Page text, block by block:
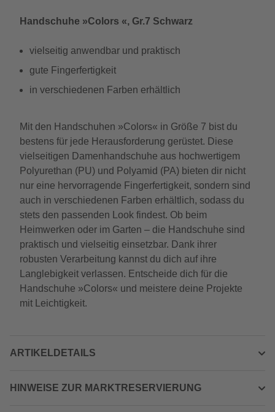
Handschuhe »Colors «, Gr.7 Schwarz
vielseitig anwendbar und praktisch
gute Fingerfertigkeit
in verschiedenen Farben erhältlich
Mit den Handschuhen »Colors« in Größe 7 bist du
bestens für jede Herausforderung gerüstet. Diese
vielseitigen Damenhandschuhe aus hochwertigem
Polyurethan (PU) und Polyamid (PA) bieten dir nicht
nur eine hervorragende Fingerfertigkeit, sondern sind
auch in verschiedenen Farben erhältlich, sodass du
stets den passenden Look findest. Ob beim
Heimwerken oder im Garten – die Handschuhe sind
praktisch und vielseitig einsetzbar. Dank ihrer
robusten Verarbeitung kannst du dich auf ihre
Langlebigkeit verlassen. Entscheide dich für die
Handschuhe »Colors« und meistere deine Projekte
mit Leichtigkeit.
ARTIKELDETAILS
HINWEISE ZUR MARKTRESERVIERUNG